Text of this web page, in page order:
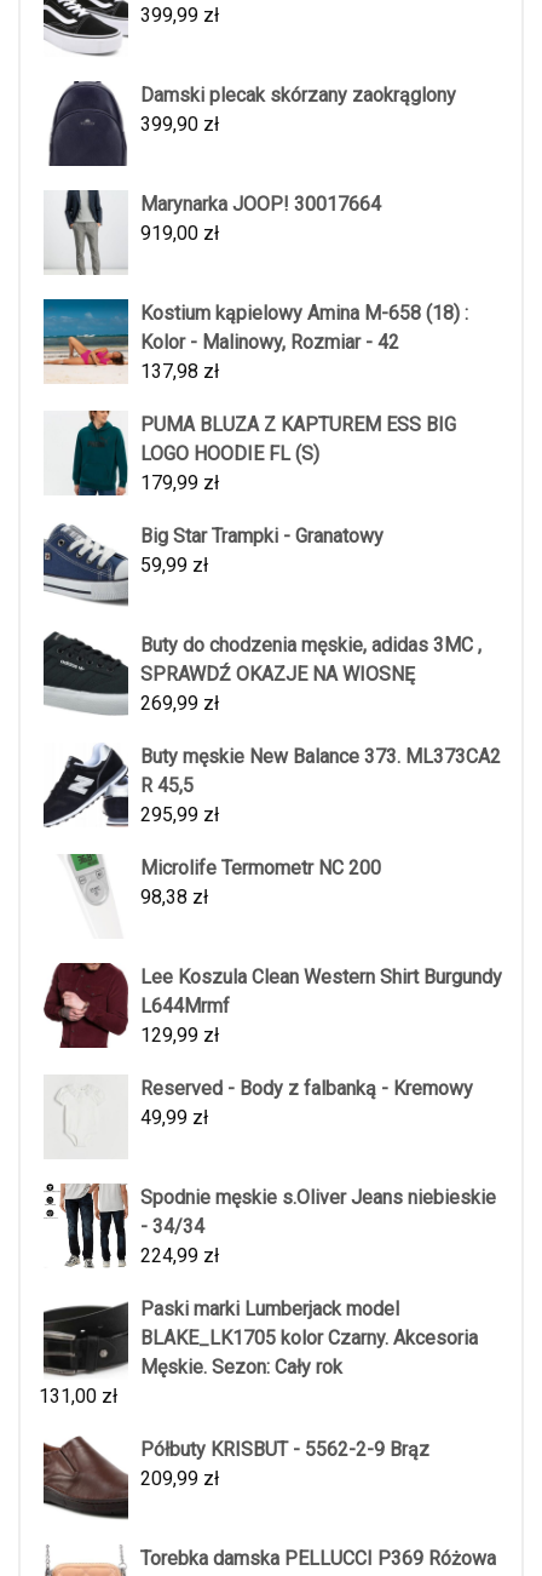
399,99 zł
Damski plecak skórzany zaokrąglony
399,90 zł
Marynarka JOOP! 30017664
919,00 zł
Kostium kąpielowy Amina M-658 (18) :
Kolor - Malinowy, Rozmiar - 42
137,98 zł
PUMA BLUZA Z KAPTUREM ESS BIG
LOGO HOODIE FL (S)
179,99 zł
Big Star Trampki - Granatowy
59,99 zł
Buty do chodzenia męskie, adidas 3MC ,
SPRAWDŹ OKAZJE NA WIOSNĘ
269,99 zł
Buty męskie New Balance 373. ML373CA2
R 45,5
295,99 zł
Microlife Termometr NC 200
98,38 zł
Lee Koszula Clean Western Shirt Burgundy
L644Mrmf
129,99 zł
Reserved - Body z falbanką - Kremowy
49,99 zł
Spodnie męskie s.Oliver Jeans niebieskie
- 34/34
224,99 zł
Paski marki Lumberjack model
BLAKE_LK1705 kolor Czarny. Akcesoria
Męskie. Sezon: Cały rok
131,00 zł
Półbuty KRISBUT - 5562-2-9 Brąz
209,99 zł
Torebka damska PELLUCCI P369 Różowa